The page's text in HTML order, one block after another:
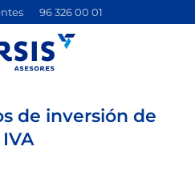
96 326 00 01
de inversión de